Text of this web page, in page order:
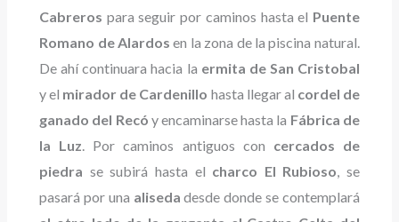
Cabreros para seguir por caminos hasta el Puente
Romano de Alardos en la zona de la piscina natural.
De ahí continuara hacia la ermita de San Cristobal
y el mirador de Cardenillo hasta llegar al cordel de
ganado del Recó y encaminarse hasta la Fábrica de
la Luz. Por caminos antiguos con cercados de
piedra se subirá hasta el charco El Rubioso, se
pasará por una aliseda desde donde se contemplará